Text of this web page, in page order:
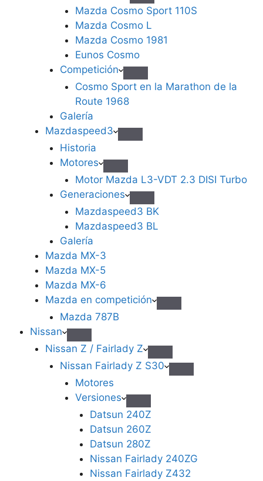
Mazda Cosmo Sport 110S
Mazda Cosmo L
Mazda Cosmo 1981
Eunos Cosmo
Competición
Cosmo Sport en la Marathon de la
Route 1968
Galería
Mazdaspeed3
Historia
Motores
Motor Mazda L3-VDT 2.3 DISI Turbo
Generaciones
Mazdaspeed3 BK
Mazdaspeed3 BL
Galería
Mazda MX-3
Mazda MX-5
Mazda MX-6
Mazda en competición
Mazda 787B
Nissan
Nissan Z / Fairlady Z
Nissan Fairlady Z S30
Motores
Versiones
Datsun 240Z
Datsun 260Z
Datsun 280Z
Nissan Fairlady 240ZG
Nissan Fairlady Z432